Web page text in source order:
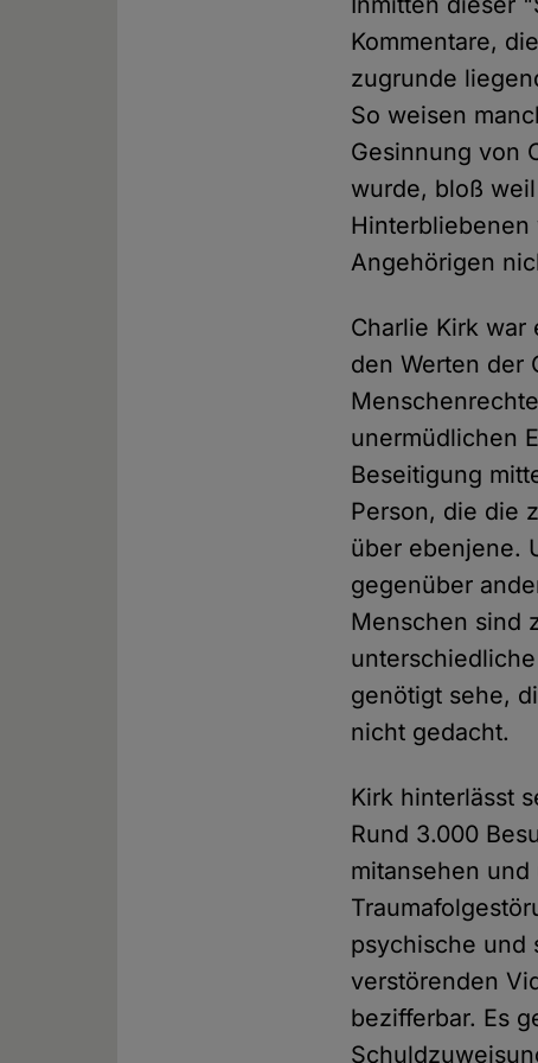
Kommentare,
zugrunde
So weisen
Gesinnung von
wurde, bloß
Angehörigen
Charlie Kirk
den Werten der
unermüdlichen
Beseitigung
Person, die die
über ebenjene.
gegenüber
Menschen sind
genötigt sehe,
nicht gedacht.
Kirk hinterlässt
Rund 3.000
mitansehen
psychische und
verstörenden
bezifferbar. Es